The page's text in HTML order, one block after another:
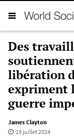
Des
libération
expriment
guerre
James Clayton
19 juillet 2024